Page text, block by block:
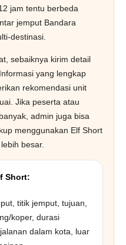
jam tentu berbeda
jemput Bandara
destinasi.
sebaiknya kirim detail
yang lengkap
rekomendasi unit
Jika peserta atau
admin juga bisa
menggunakan Elf Short
besar.
Short:
titik jemput, tujuan,
koper, durasi
dalam kota, luar